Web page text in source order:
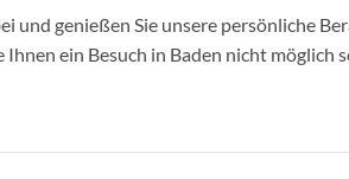
genießen Sie unsere persönliche
ein Besuch in Baden nicht möglich